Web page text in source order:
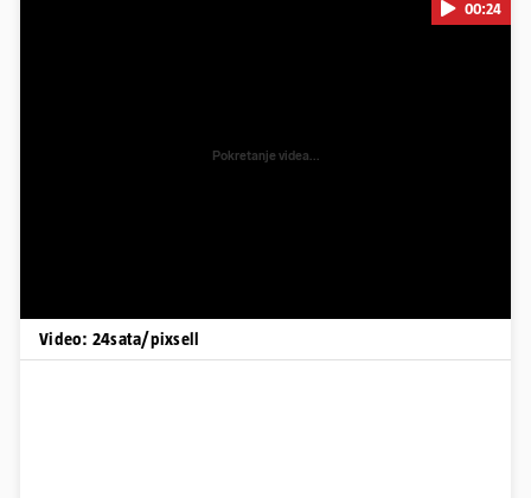
Pokretanje videa...
00:24
Video: 24sata/pixsell